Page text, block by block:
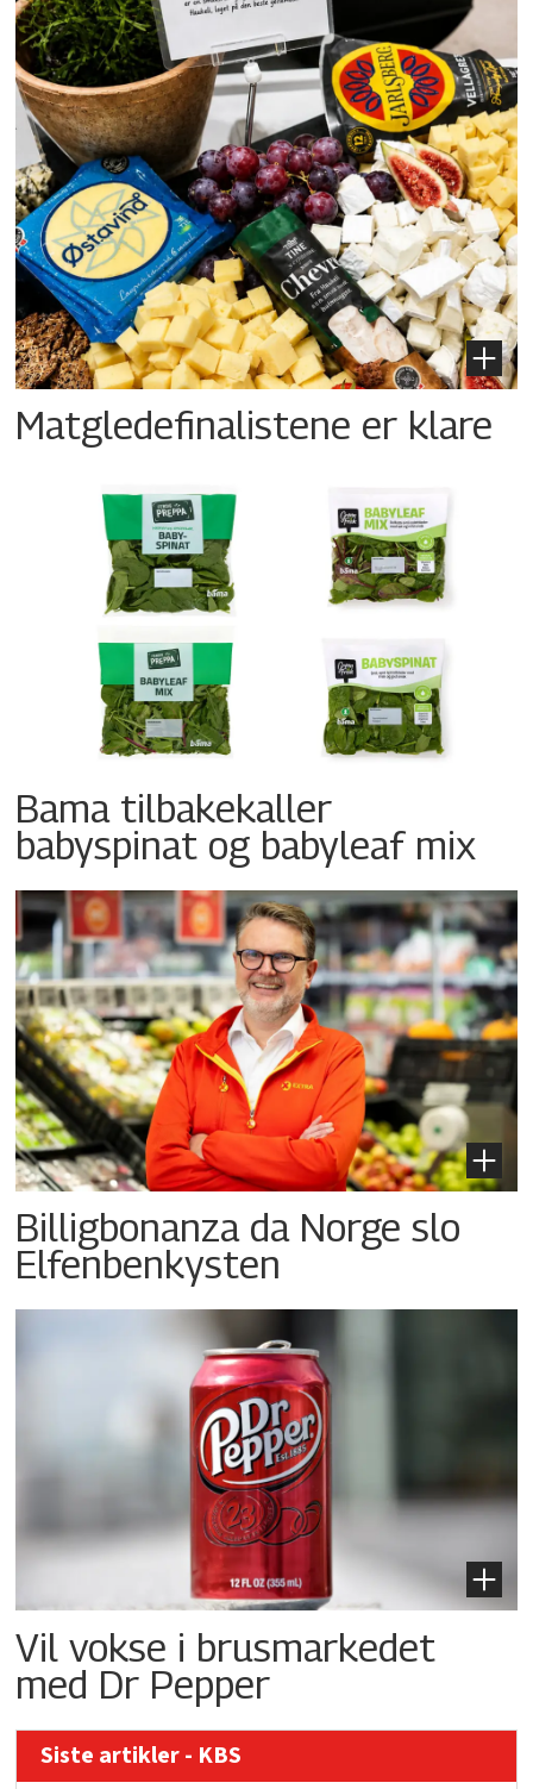
Matgledefinalistene er klare
Bama tilbakekaller
babyspinat og babyleaf mix
Billigbonanza da Norge slo
Elfenbenkysten
Vil vokse i brusmarkedet
med Dr Pepper
Siste artikler - KBS